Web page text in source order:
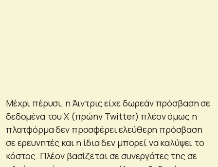
Μέχρι πέρυσι, η Άιντρις είχε δωρεάν πρόσβαση σε
δεδομένα του X (πρώην Twitter) πλέον όμως η
πλατφόρμα δεν προσφέρει ελεύθερη πρόσβαση
σε ερευνητές και η ίδια δεν μπορεί να καλύψει το
κόστος. Πλέον βασίζεται σε συνεργάτες της σε